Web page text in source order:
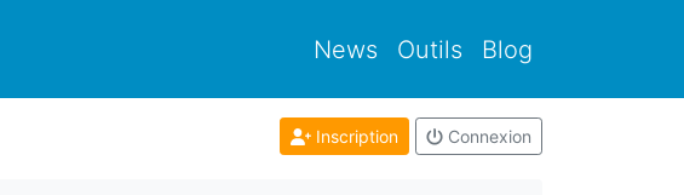
News Outils Blog
Inscription Connexion